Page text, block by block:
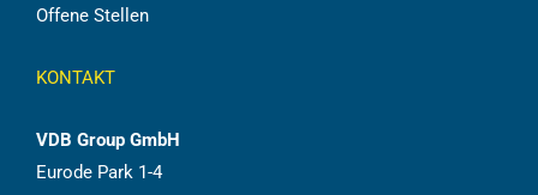
Offene Stellen
KONTAKT
VDB Group GmbH
Eurode Park 1-4